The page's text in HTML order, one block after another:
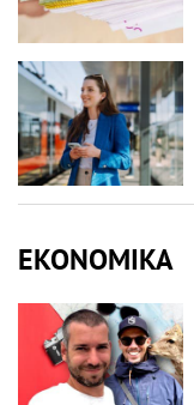
EKONOMIKA